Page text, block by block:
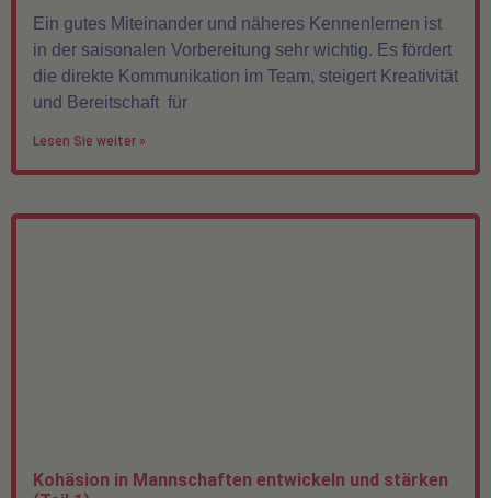
Ein gutes Miteinander und näheres Kennenlernen ist
in der saisonalen Vorbereitung sehr wichtig. Es fördert
die direkte Kommunikation im Team, steigert Kreativität
und Bereitschaft für
Lesen Sie weiter »
Kohäsion in Mannschaften entwickeln und stärken